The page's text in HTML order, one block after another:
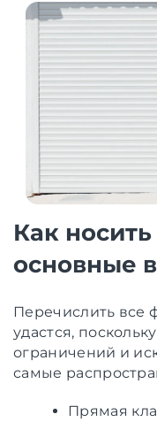
Как
основные
Перечислить все
удастся,
ограничений и
самые
Прямая